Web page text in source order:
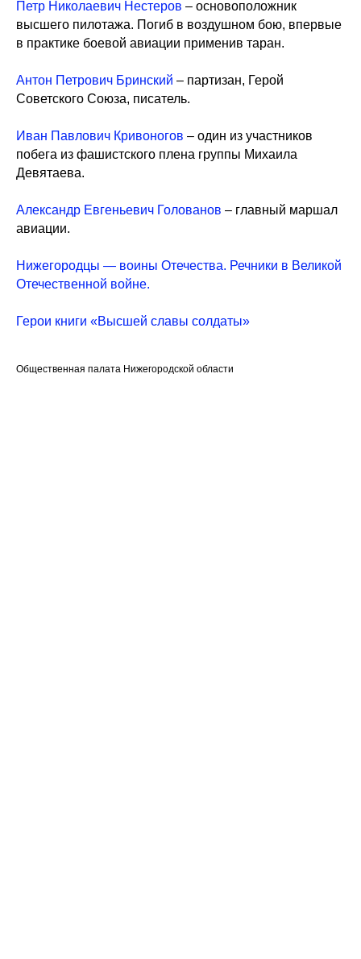
Петр Николаевич Нестеров – основоположник
высшего пилотажа. Погиб в воздушном бою, впервые
в практике боевой авиации применив таран.
Антон Петрович Бринский – партизан, Герой
Советского Союза, писатель.
Иван Павлович Кривоногов – один из участников
побега из фашистского плена группы Михаила
Девятаева.
Александр Евгеньевич Голованов – главный маршал
авиации.
Нижегородцы — воины Отечества. Речники в Великой
Отечественной войне.
Герои книги «Высшей славы солдаты»
Общественная палата Нижегородской области